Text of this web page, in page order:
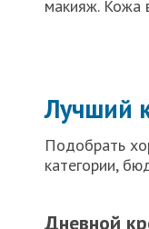
макияж. Кожа
Лучший
Подобрать
категории,
Дневной